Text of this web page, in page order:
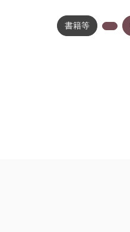
書籍等